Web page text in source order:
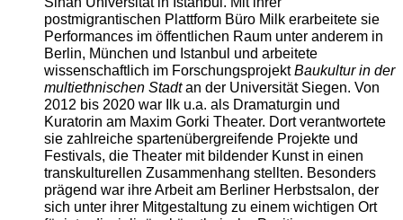
postmigrantischen Plattform Büro Milk erarbeitete sie
Performances im öffentlichen Raum unter anderem in
Berlin, München und Istanbul und arbeitete
wissenschaftlich im ForschungsprojektBaukultur in der
multiethnischen Stadtan der Universität Siegen. Von
2012 bis 2020 war Ilk u.a. als Dramaturgin und
Kuratorin am Maxim Gorki Theater. Dort verantwortete
sie zahlreiche spartenübergreifende Projekte und
Festivals, die Theater mit bildender Kunst in einen
transkulturellen Zusammenhang stellten. Besonders
prägend war ihre Arbeit am Berliner Herbstsalon, der
sich unter ihrer Mitgestaltung zu einem wichtigen Ort